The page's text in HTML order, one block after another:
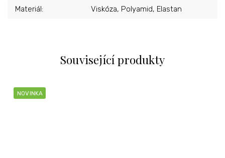
Související produkty
NOVINKA
Materiál: Viskóza, Polyamid, Elastan